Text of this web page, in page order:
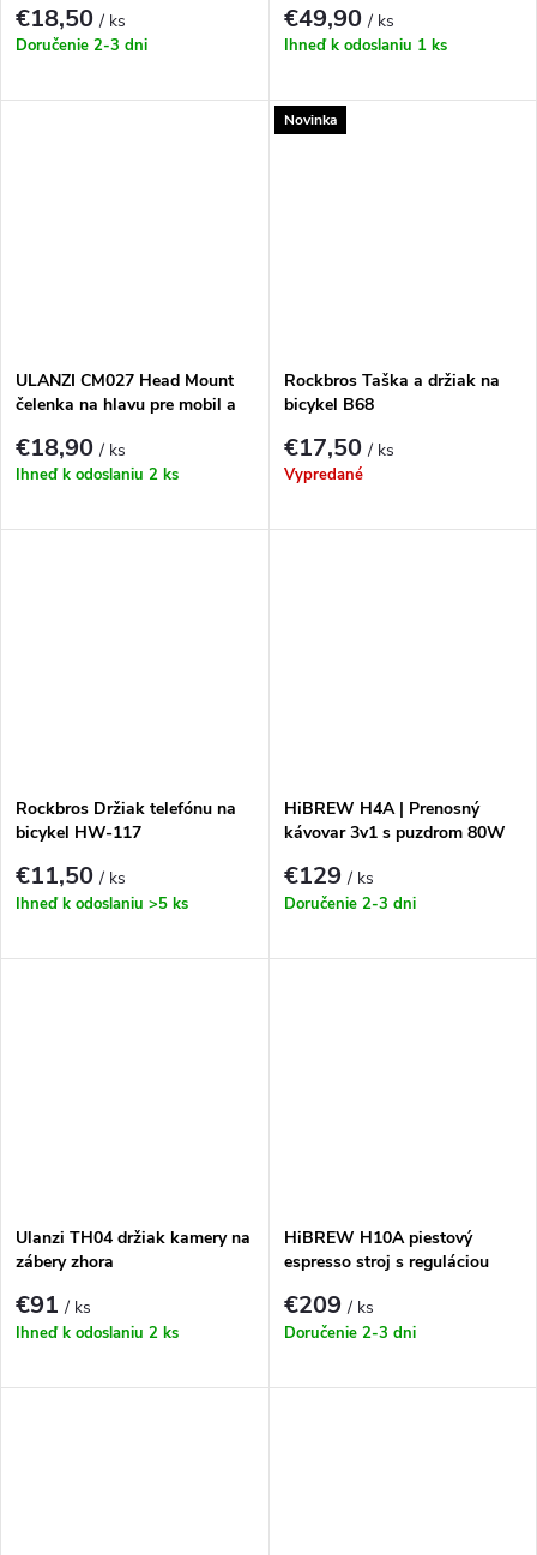
€18,50/ ks
Doručenie 2-3 dni
€49,90/ ks
Ihneď k odoslaniu 1 ks
ULANZI CM027 Head Mount
čelenka na hlavu pre mobil a
€18,90/ ks
Ihneď k odoslaniu 2 ks
Novinka
Rockbros Taška a držiak na
bicykel B68
€17,50/ ks
Vypredané
Rockbros Držiak telefónu na
bicykel HW-117
€11,50/ ks
Ihneď k odoslaniu >5 ks
HiBREW H4A | Prenosný
kávovar 3v1 s puzdrom 80W
€129/ ks
Doručenie 2-3 dni
Ulanzi TH04 držiak kamery na
zábery zhora
€91/ ks
Ihneď k odoslaniu 2 ks
HiBREW H10A piestový
espresso stroj s reguláciou
€209/ ks
Doručenie 2-3 dni